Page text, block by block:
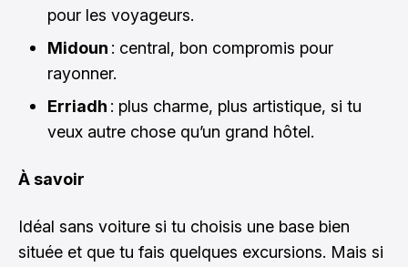
pour les voyageurs.
Midoun : central, bon compromis pour
rayonner.
Erriadh : plus charme, plus artistique, si tu
veux autre chose qu’un grand hôtel.
À savoir
Idéal sans voiture si tu choisis une base bien
située et que tu fais quelques excursions. Mais si